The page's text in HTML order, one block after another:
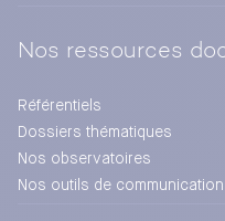
Nos ressources
Référentiels
Dossiers thématiques
Nos observatoires
Nos outils de communication